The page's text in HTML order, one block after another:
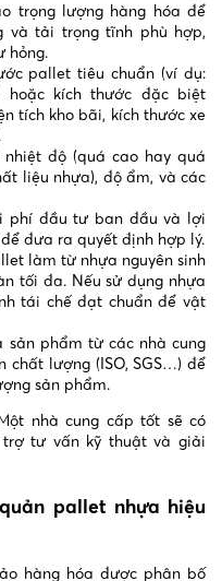
trọng lượng hàng hóa để
và tải trọng tĩnh phù hợp,
hỏng.
pallet tiêu chuẩn (ví dụ:
hoặc kích thước đặc biệt
tích kho bãi, kích thước xe
độ (quá cao hay quá
liệu nhựa), độ ẩm, và các
phí đầu tư ban đầu và lợi
đưa ra quyết định hợp lý.
làm từ nhựa nguyên sinh
tối đa. Nếu sử dụng nhựa
tái chế đạt chuẩn để vật
sản phẩm từ các nhà cung
chất lượng (ISO, SGS…) để
sản phẩm.
nhà cung cấp tốt sẽ có
trợ tư vấn kỹ thuật và giải
pallet nhựa hiệu
hàng hóa được phân bố